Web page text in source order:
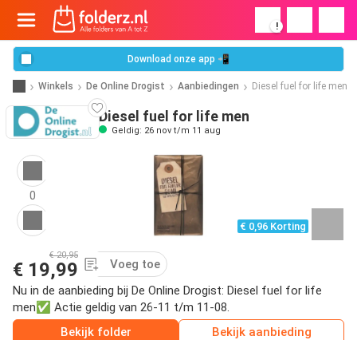
!
Download onze app 📲
Winkels De Online Drogist Aanbiedingen Diesel fuel for life men
Diesel fuel for life men
Geldig: 26 nov t/m 11 aug
0
€ 0,96 Korting
€ 20,95
€ 19,99
Voeg toe
Nu in de aanbieding bij De Online Drogist: Diesel fuel for life
men✅ Actie geldig van 26-11 t/m 11-08.
Bekijk folder
Bekijk aanbieding